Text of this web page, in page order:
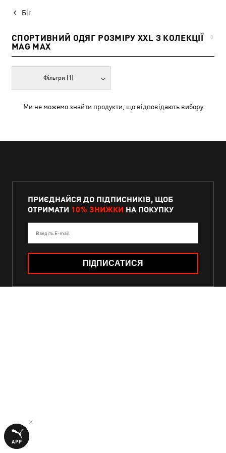
Біг
СПОРТИВНИЙ ОДЯГ РОЗМІРУ XXL З КОЛЕКЦІЇ
MAG MAX
0
Фільтри (1)
Ми не можемо знайти продукти, що відповідають вибору
ПРИЄДНАЙСЯ ДО ПІДПИСНИКІВ, ЩОБ
ОТРИМАТИ 10% ЗНИЖКИ НА ПОКУПКУ
Введіть E-mail
ПІДПИСАТИСЯ